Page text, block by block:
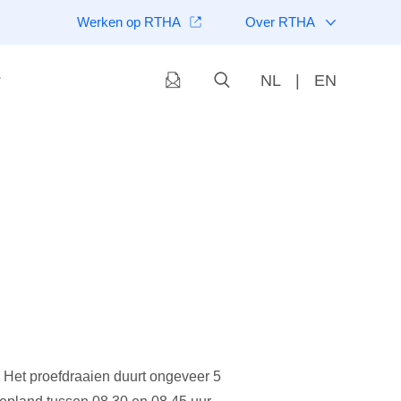
Werken op RTHA Over RTHA
NL | EN
proefdraaien duurt ongeveer 5